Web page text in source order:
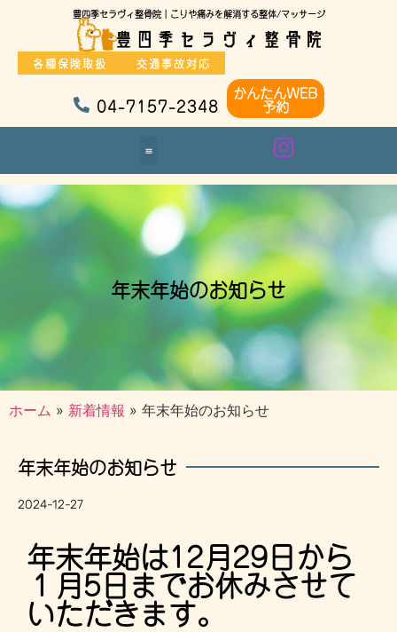
豊四季セラヴィ整骨院｜こりや痛みを解消する整体/マッサージ
各種保険取扱 交通事故対応
04-7157-2348
かんたんWEB
予約
年末年始のお知らせ
ホーム » 新着情報 » 年末年始のお知らせ
年末年始のお知らせ
2024-12-27
年末年始は12月29日から
１月5日までお休みさせて
いただきます。